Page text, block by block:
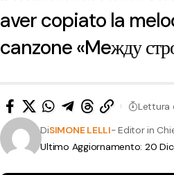
aver copiato la
canzone «Meжду
Ultimo Aggiornamento: 20
DiSIMONE LELLI- Editor in
Lettura